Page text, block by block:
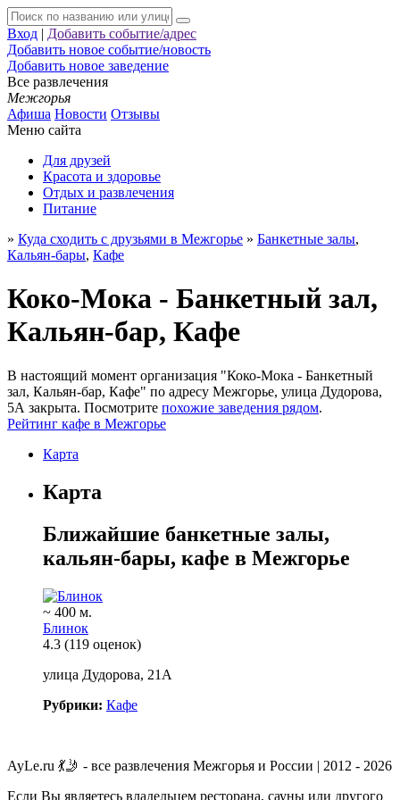
Вход | Добавить событие/адрес
Добавить новое событие/новость
Добавить новое заведение
Все развлечения
Межгорья
Афиша Новости Отзывы
Меню сайта
Для друзей
Красота и здоровье
Отдых и развлечения
Питание
» Куда сходить с друзьями в Межгорье » Банкетные залы,
Кальян-бары, Кафе
Коко-Мока - Банкетный зал,
Кальян-бар, Кафе
В настоящий момент организация "Коко-Мока - Банкетный
зал, Кальян-бар, Кафе" по адресу Межгорье, улица Дудорова,
5А закрыта. Посмотрите похожие заведения рядом.
Рейтинг кафе в Межгорье
Карта
Карта
Ближайшие банкетные залы,
кальян-бары, кафе в Межгорье
~ 400 м.
Блинок
4.3 (119 оценок)
улица Дудорова, 21А
Рубрики: Кафе
AyLe.ru 💃🤳 - все развлечения Межгорья и России | 2012 - 2026
Если Вы являетесь владельцем ресторана, сауны или другого